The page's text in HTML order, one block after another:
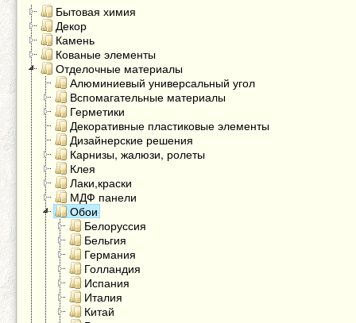
Бытовая химия
Декор
Камень
Кованые элементы
Отделочные материалы
Алюминиевый универсальный угол
Вспомагательные материалы
Герметики
Декоративные пластиковые элементы
Дизайнерские решения
Карнизы, жалюзи, ролеты
Клея
Лаки,краски
МДФ панели
Обои
Белоруссия
Бельгия
Германия
Голландия
Испания
Италия
Китай